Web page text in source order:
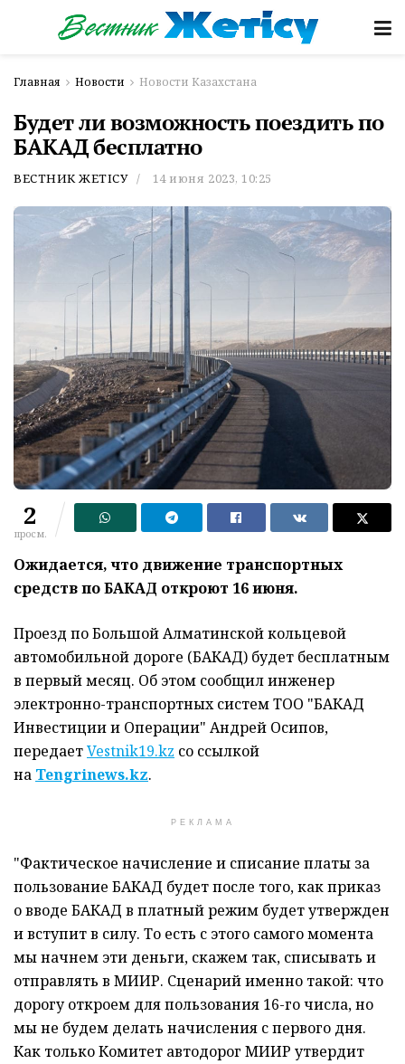
Главная Новости Новости Казахстана
Будет ли возможность поездить по
БАКАД бесплатно
ВЕСТНИК ЖЕТІСУ 14 июня 2023, 10:25
2
просм.
Ожидается, что движение транспортных
средств по БАКАД откроют 16 июня.
Проезд по Большой Алматинской кольцевой
автомобильной дороге (БАКАД) будет бесплатным
в первый месяц. Об этом сообщил инженер
электронно-транспортных систем ТОО "БАКАД
Инвестиции и Операции" Андрей Осипов,
передаетVestnik19.kz со ссылкой
на Tengrinews.kz.
РЕКЛАМА
"Фактическое начисление и списание платы за
пользование БАКАД будет после того, как приказ
о вводе БАКАД в платный режим будет утвержден
и вступит в силу. То есть с этого самого момента
мы начнем эти деньги, скажем так, списывать и
отправлять в МИИР. Сценарий именно такой: что
дорогу откроем для пользования 16-го числа, но
мы не будем делать начисления с первого дня.
Как только Комитет автодорог МИИР утвердит